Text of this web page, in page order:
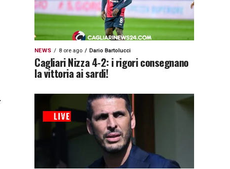
NEWS 8 ore ago Dario Bartolucci
Cagliari Nizza 4-2: i rigori consegnano
la vittoria ai sardi!